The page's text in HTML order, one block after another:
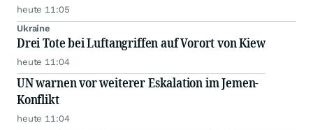
heute 11:05
Ukraine
Drei Tote bei Luftangriffen auf Vorort von Kiew
heute 11:04
UN warnen vor weiterer Eskalation im Jemen-
Konflikt
heute 11:04